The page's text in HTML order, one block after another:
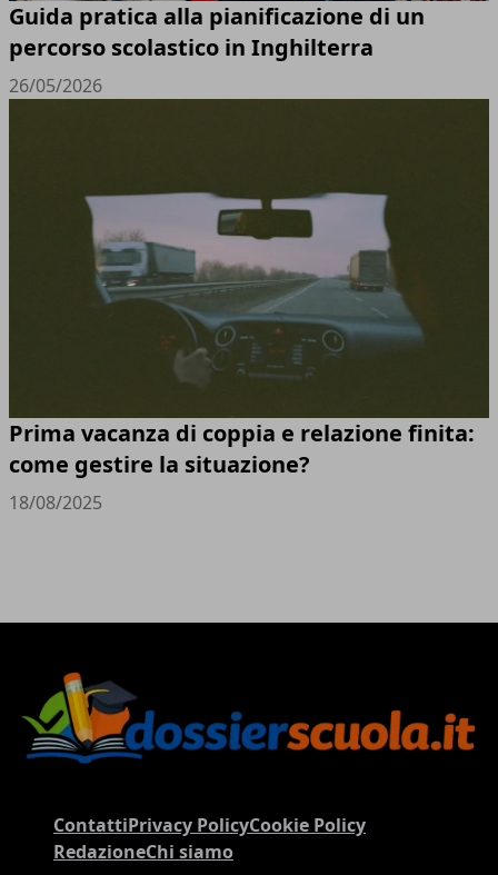
Guida pratica alla pianificazione di un
percorso scolastico in Inghilterra
26/05/2026
Prima vacanza di coppia e relazione finita:
come gestire la situazione?
18/08/2025
ContattiPrivacy PolicyCookie Policy
RedazioneChi siamo